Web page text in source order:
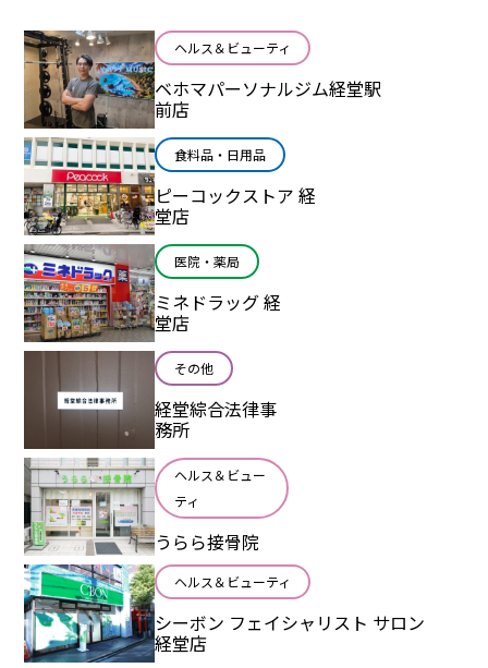
ヘルス＆ビューティ
ベホマパーソナルジム経堂駅
前店
食料品・日用品
ピーコックストア 経
堂店
医院・薬局
ミネドラッグ 経
堂店
その他
経堂綜合法律事
務所
ヘルス＆ビュー
ティ
うらら接骨院
ヘルス＆ビューティ
シーボン フェイシャリスト サロン
経堂店